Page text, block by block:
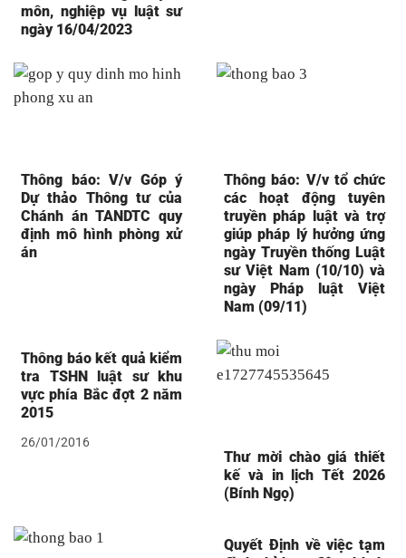
môn, nghiệp vụ luật sư
ngày 16/04/2023
Thông báo: V/v Góp ý
Dự thảo Thông tư của
Chánh án TANDTC quy
định mô hình phòng xử
án
Thông báo: V/v tổ chức
các hoạt động tuyên
truyền pháp luật và trợ
giúp pháp lý hưởng ứng
ngày Truyền thống Luật
sư Việt Nam (10/10) và
ngày Pháp luật Việt
Nam (09/11)
Thông báo kết quả kiểm
tra TSHN luật sư khu
vực phía Bắc đợt 2 năm
2015
26/01/2016
Thư mời chào giá thiết
kế và in lịch Tết 2026
(Bính Ngọ)
Quyết Định về việc tạm